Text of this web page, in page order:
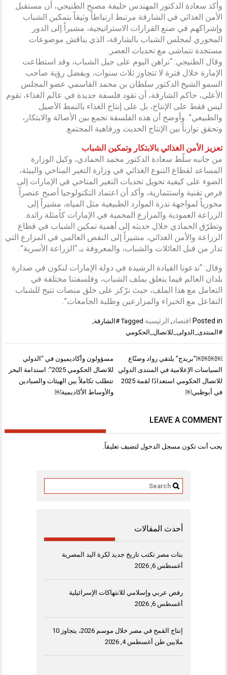
وأكد سعادة الدكتور المهندس خليفة مصبح الطنيجي، أن مستقبل
الأمن الغذائي في الشارقة مرتبط ارتباطاً وثيقاً بتمكين الشباب
وإشراكهم في صنع القرارات الاستراتيجية، مشيراً إلى الدور
المحوري لمجلس الشباب بالشارقة، الذي يناقش موضوعات
مستجدة تتماشى مع تحديات العصر.
وقال الطنيجي: “نراهن اليوم على جيل الشباب، وقد استطاعت
الإمارة خلال فترة لا تتجاوز ثلاث سنوات، وبفضل رؤية صاحب
السمو الشيخ الدكتور سلطان بن محمد القاسمي عضو المجلس
الأعلى، حاكم الشارقة، أن تقود فلسفة جديدة في عالم الغذاء، تقوم
ليس فقط على الإنتاج، بل على إنتاج الغذاء بالنمط الأصيل
والطبيعي”. وأوضح أن هذه الفلسفة تجمع بين الأصالة والابتكار،
وتحقق توازناً بين الإنتاج الحديث ورفاهية المجتمع.
تعزيز الأمن الغذائي بالابتكار وتمكين الشباب
من جانبه سلّط سعادة الدكتور محمد الحمادي، وكيل الوزارة
المساعد لقطاع التنوع الغذائي في وزارة التغير المناخي والبيئة،
الضوء على كيفية تحويل تحديات التغير المناخي في الإمارات إلى
فرص تقنية واستثمارية، وأكد أن اعتماد التكنولوجيا أصبح عنصراً
محورياً لمواجهة ندرة الموارد الطبيعية مثل المياه، مشيراً إلى
الزراعة العمودية والمزارع المحمية في الإمارات كأمثلة رائدة.
وتطرّق الحمادي خلال حديثه إلى أهمية تمكين الشباب في قطاع
الزراعة والأمن الغذائي، مشيراً إلى النقص العالمي في المزارع التي
تدار من قبل العائلات والشباب، والمعروفة بـ “الزراعة الأسرية”.
وقال: “تدعونا القيادة الرشيدة في دولة الإمارات لنكون في صدارة
بلدان العالم فيما يتعلق بملف الشباب، وفلسفتنا مختلفة في
التعامل مع هذا الملف، حيث نرّكز على خلق منصات تتيح للشباب
التفاعل مع الخبراء والمزارعين وطلبة الجامعات”.
Posted in اقتصاد, الرئيسية Tagged #الشارقة
#المنتدى_الدولى_للاتصال_الحكومي
تصفّح
المقالات
مسؤولون وأكاديميون في “الدولي
للاتصال الحكومي 2025”: استدامة البحر
تتطلب تكاملاً بين الهيئات والصيادين
والأوساط الأكاديمية￼
￼￼￼￼”بريدج” يلتقي رواد وصنّاع
السياسات الإعلامية في المنتدى الدولي
للاتصال الحكومي استعدادًا لقمة 2025
في أبوظبي￼
LEAVE A COMMENT
يجب أنت تكون مسجل الدخول لتضيف تعليقاً.
أحدث المقالات
بنات مصر تكتب تاريخ جديد لكرة اليد المصرية
أغسطس 6, 2026
رفض عربي وإسلامي للانتهاكات الإسرائيلية
أغسطس 6, 2026
إنتاج القمح في مصر خلال موسم 2026، يتجاوز 10
ملايين طن أغسطس 4, 2026